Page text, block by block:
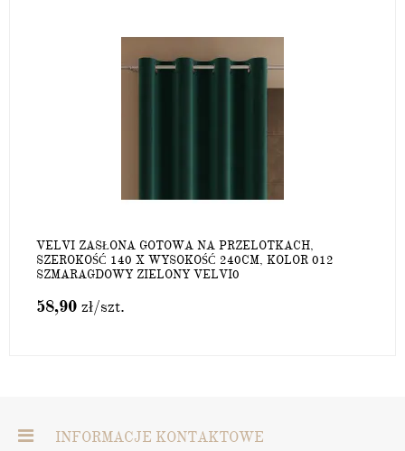
VELVI ZASŁONA GOTOWA NA PRZELOTKACH,
SZEROKOŚĆ 140 X WYSOKOŚĆ 240CM, KOLOR 012
SZMARAGDOWY ZIELONY VELVI0
58,90 zł/szt.
INFORMACJE KONTAKTOWE